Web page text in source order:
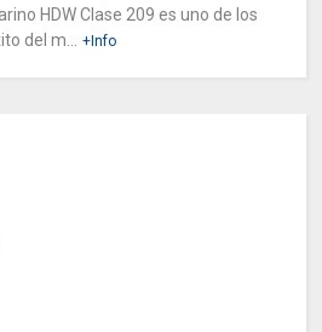
HDW Clase 209 es uno de los
del m...
+Info